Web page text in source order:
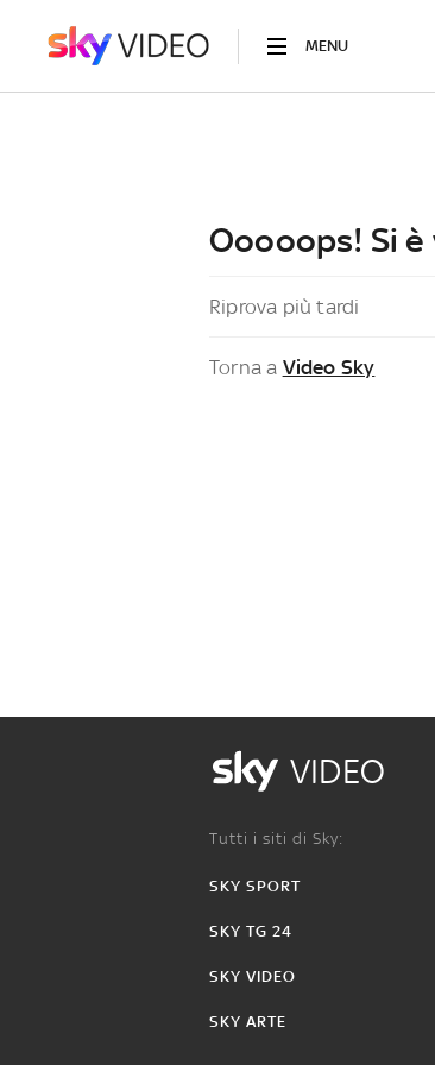
MENU
Ooooops! Si
Riprova più tardi
Torna a Video Sky
VIDEO
Tutti i siti di Sky:
SKY SPORT
SKY TG 24
SKY VIDEO
SKY ARTE